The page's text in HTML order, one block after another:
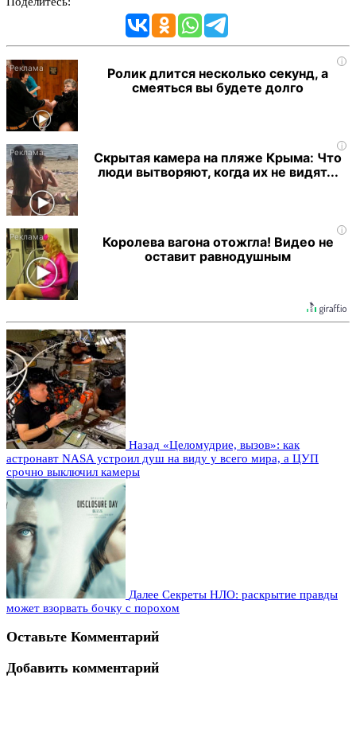
i
Ролик длится несколько секунд, а
смеяться вы будете долго
i
Скрытая камера на пляже Крыма: Что
люди вытворяют, когда их не видят...
i
Королева вагона отожгла! Видео не
оставит равнодушным
Назад «Целомудрие, вызов»: как
астронавт NASA устроил душ на виду у всего мира, а ЦУП
срочно выключил камеры
Далее Секреты НЛО: раскрытие правды
может взорвать бочку с порохом
Оставьте Комментарий
Добавить комментарий